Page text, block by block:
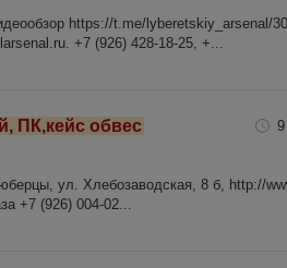
https://t.me/lyberetskiy_arsenal/
+7 (926) 428-18-25, +...
ПК,кейс обвес
ул. Хлебозаводская, 8 б, http://
+7 (926) 004-02...